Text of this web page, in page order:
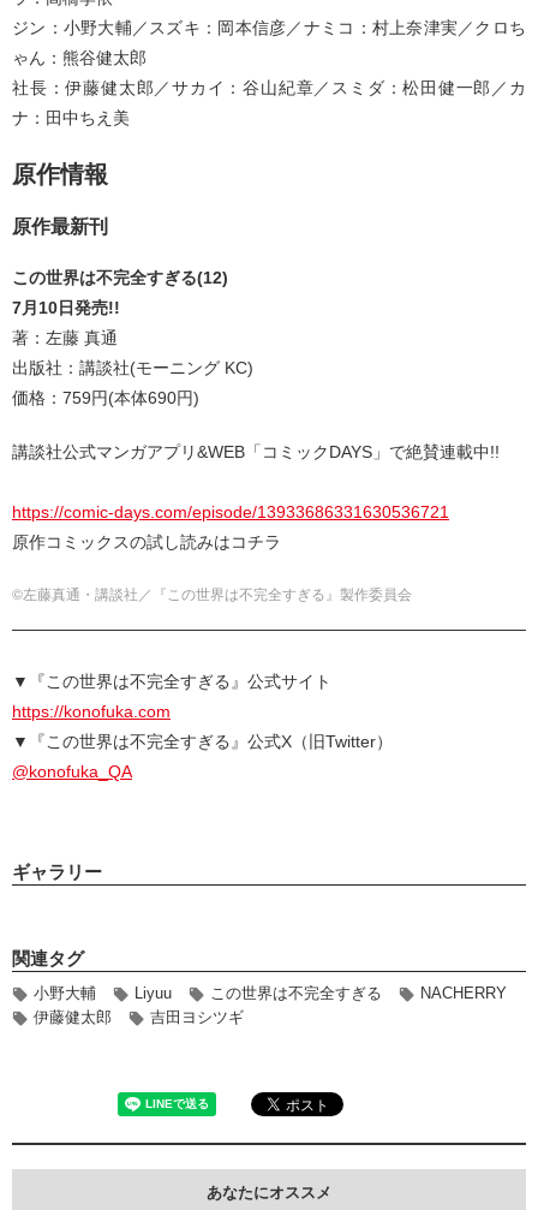
ジン：小野大輔／スズキ：岡本信彦／ナミコ：村上奈津実／クロち
ゃん：熊谷健太郎
社長：伊藤健太郎／サカイ：谷山紀章／スミダ：松田健一郎／カ
ナ：田中ちえ美
原作情報
原作最新刊
この世界は不完全すぎる(12)
7月10日発売!!
著：左藤 真通
出版社：講談社(モーニング KC)
価格：759円(本体690円)
講談社公式マンガアプリ&WEB「コミックDAYS」で絶賛連載中!!
https://comic-days.com/episode/13933686331630536721
原作コミックスの試し読みはコチラ
©左藤真通・講談社／『この世界は不完全すぎる』製作委員会
▼『この世界は不完全すぎる』公式サイト
https://konofuka.com
▼『この世界は不完全すぎる』公式X（旧Twitter）
@konofuka_QA
ギャラリー
関連タグ
小野大輔 Liyuu この世界は不完全すぎる
NACHERRY
伊藤健太郎
吉田ヨシツギ
あなたにオススメ